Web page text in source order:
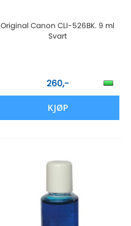
Original Canon CLI-526BK. 9 ml
Svart
260,-
KJØP